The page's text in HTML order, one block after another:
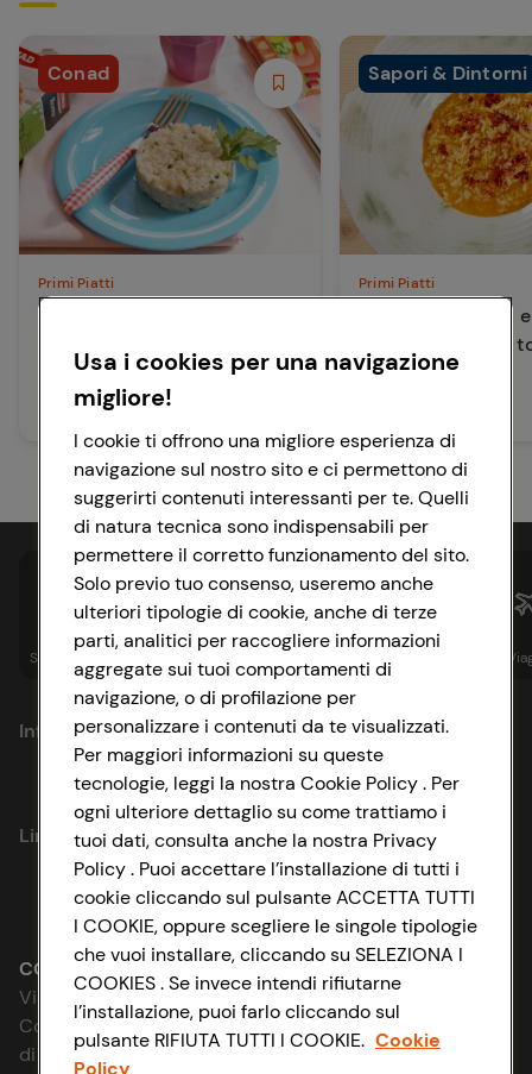
Conad
Primi Piatti
Risotto con zucchine e
Sapori & Dintorni
Primi Piatti
Risotto alla verza e
prosciutto crudo
Dop
Spesa online
Informazioni
Privacy Policy
Cookie Policy
Impostazioni Cookie
Accessibilità
D&I e Parità di Genere
Link utili
Lavora con noi
Le cooperative
News & Approfondimenti
CONAD SOCIETÀ COOPERATIVA
Via Michelino, 59 | 40127 BOLOGNA
Codice Fiscale e Registro Imprese
di Bologna 00865960157
Usa i cookies per una navigazione
migliore!
I cookie ti offrono una migliore esperienza di
navigazione sul nostro sito e ci permettono di
suggerirti contenuti interessanti per te. Quelli
di natura tecnica sono indispensabili per
permettere il corretto funzionamento del sito.
Solo previo tuo consenso, useremo anche
ulteriori tipologie di cookie, anche di terze
parti, analitici per raccogliere informazioni
aggregate sui tuoi comportamenti di
navigazione, o di profilazione per
personalizzare i contenuti da te visualizzati.
Per maggiori informazioni su queste
tecnologie, leggi la nostra Cookie Policy . Per
ogni ulteriore dettaglio su come trattiamo i
tuoi dati, consulta anche la nostra Privacy
Policy . Puoi accettare l’installazione di tutti i
cookie cliccando sul pulsante ACCETTA TUTTI
I COOKIE, oppure scegliere le singole tipologie
che vuoi installare, cliccando su SELEZIONA I
COOKIES . Se invece intendi rifiutarne
l’installazione, puoi farlo cliccando sul
pulsante RIFIUTA TUTTI I COOKIE. Cookie
Policy